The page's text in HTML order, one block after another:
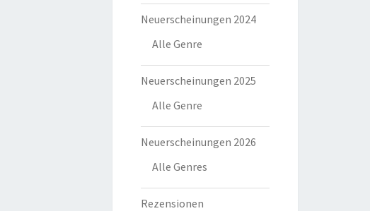
Neuerscheinungen 2024
Alle Genre
Neuerscheinungen 2025
Alle Genre
Neuerscheinungen 2026
Alle Genres
Rezensionen